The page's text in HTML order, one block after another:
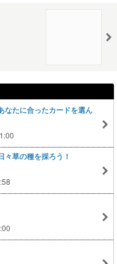
なたに合ったカードを選ん
草の種を採ろう！